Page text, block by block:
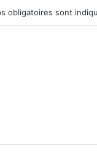
obligatoires sont